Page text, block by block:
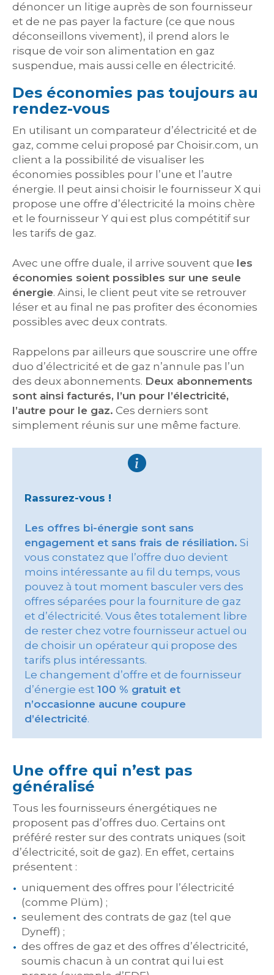
dénoncer un litige auprès de son fournisseur
et de ne pas payer la facture (ce que nous
déconseillons vivement), il prend alors le
risque de voir son alimentation en gaz
suspendue, mais aussi celle en électricité.
Des économies pas toujours au
rendez-vous
En utilisant un comparateur d’électricité et de
gaz, comme celui proposé par Choisir.com, un
client a la possibilité de visualiser les
économies possibles pour l’une et l’autre
énergie. Il peut ainsi choisir le fournisseur X qui
propose une offre d’électricité la moins chère
et le fournisseur Y qui est plus compétitif sur
les tarifs de gaz.
Avec une offre duale, il arrive souvent que les
économies soient possibles sur une seule
énergie. Ainsi, le client peut vite se retrouver
léser et au final ne pas profiter des économies
possibles avec deux contrats.
Rappelons par ailleurs que souscrire une offre
duo d’électricité et de gaz n’annule pas l’un
des deux abonnements. Deux abonnements
sont ainsi facturés, l’un pour l’électricité,
l’autre pour le gaz. Ces derniers sont
simplement réunis sur une même facture.
Rassurez-vous !
Les offres bi-énergie sont sans
engagement et sans frais de résiliation. Si
vous constatez que l’offre duo devient
moins intéressante au fil du temps, vous
pouvez à tout moment basculer vers des
offres séparées pour la fourniture de gaz
et d’électricité. Vous êtes totalement libre
de rester chez votre fournisseur actuel ou
de choisir un opérateur qui propose des
tarifs plus intéressants.
Le changement d’offre et de fournisseur
d’énergie est 100 % gratuit et
n’occasionne aucune coupure
d’électricité.
Une offre qui n’est pas
généralisé
Tous les fournisseurs énergétiques ne
proposent pas d’offres duo. Certains ont
préféré rester sur des contrats uniques (soit
d’électricité, soit de gaz). En effet, certains
présentent :
uniquement des offres pour l’électricité
(comme Plüm) ;
seulement des contrats de gaz (tel que
Dyneff) ;
des offres de gaz et des offres d’électricité,
soumis chacun à un contrat qui lui est